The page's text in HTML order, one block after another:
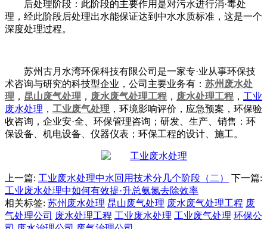
后处理阶段：此阶段的主要作用是对污水进行消·毒处
理，经此阶段后处理出水能保证达到中水水质标准，这是一个
深度处理过程。
苏州古月水湾环保科技有限公司是一家专·业从事环保技
术咨询与研究的科技型企业，公司主要业务有： 苏州废水处
理 ， 昆山废气处理 ， 废水废气处理工程 ， 废水处理工程 ， 工业
废水处理 ， 工业废气处理 ，环境影响评价，应急预案，环保验
收咨询，企业安·全、环保管理咨询；研发、生产、销售：环
保设备、机电设备、仪器仪表；环保工程的设计、施工。
上一篇: 工业废水处理中水回用技术分几个阶段（二）
下一篇:
工业废水处理中如何有效提·升总氨氮去除效率
相关标签: 苏州废水处理 昆山废气处理 废水废气处理工程 废
气处理公司 废水处理工程 工业废水处理 工业废气处理 环保公